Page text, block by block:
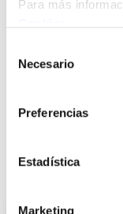
Para más
Necesario
Preferencias
Estadística
Marketing
Click&Collect -
También te puede